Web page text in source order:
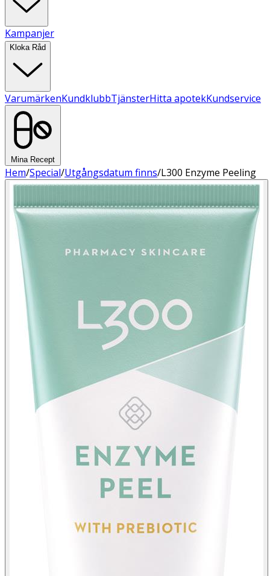
Kampanjer
Kloka Råd
VarumärkenKundklubbTjänsterHitta apotekKundservice
Mina Recept
Hem/Special/Utgångsdatum finns/L300 Enzyme Peeling